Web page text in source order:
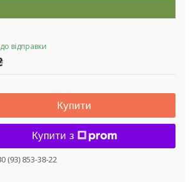
відправки
Купити
Купити з
(93) 853-38-22